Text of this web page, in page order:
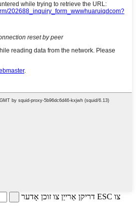
דריקן אַרייַן צו זוכן אָדער ESC צו